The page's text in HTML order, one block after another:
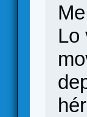
Lo